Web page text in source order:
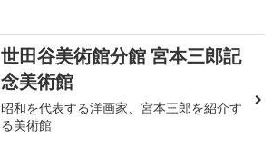
世田谷美術館分館 宮本三郎記
念美術館
昭和を代表する洋画家、宮本三郎を紹介す
る美術館